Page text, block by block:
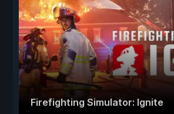
Firefighting Simulator: Ignite